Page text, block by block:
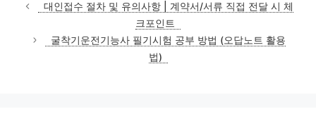
고
리
대인접수 절차 및 유의사항 | 계약서/서류 직접 전달 시 체
크포인트
굴착기운전기능사 필기시험 공부 방법 (오답노트 활용
법)